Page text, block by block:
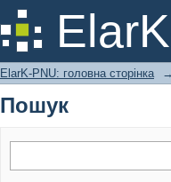
Пошук
ElarK-PNU: головна сторінка →
Пошук